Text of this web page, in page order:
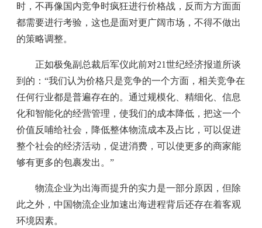
时，不再像国内竞争时疯狂进行价格战，反而方方面面
都需要进行考验，这也是面对更广阔市场，不得不做出
的策略调整。
正如极兔副总裁后军仪此前对21世纪经济报道所谈
到的：“我们认为价格只是竞争的一个方面，相关竞争在
任何行业都是普遍存在的。通过规模化、精细化、信息
化和智能化的经营管理，使我们的成本降低，把这一个
价值反哺给社会，降低整体物流成本及占比，可以促进
整个社会的经济活动，促进消费，可以使更多的商家能
够有更多的包裹发出。”
物流企业为出海而提升的实力是一部分原因，但除
此之外，中国物流企业加速出海进程背后还存在着客观
环境因素。